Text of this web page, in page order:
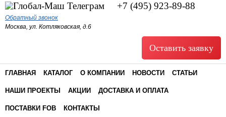
+7 (495) 923-89-88
Обратный звонок
Москва, ул. Котляковская, д.6
Оставить заявку
ГЛАВНАЯ КАТАЛОГ О КОМПАНИИ НОВОСТИ СТАТЬИ
НАШИ ПРОЕКТЫ АКЦИИ ДОСТАВКА И ОПЛАТА
ПОСТАВКИ FOB КОНТАКТЫ